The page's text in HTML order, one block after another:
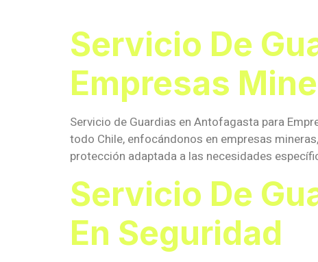
Servicio De
Empresas
Servicio de Guardias en Antofagasta para
todo Chile, enfocándonos en empresas
protección adaptada a las necesidades
Servicio De
En Seguridad